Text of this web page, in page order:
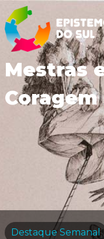
Mestras
Destaque Semanal